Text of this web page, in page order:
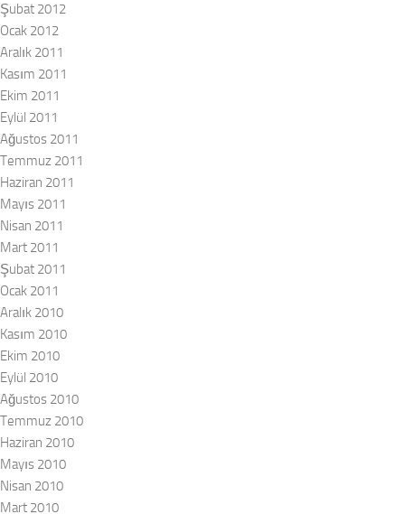
Şubat 2012
Ocak 2012
Aralık 2011
Kasım 2011
Ekim 2011
Eylül 2011
Ağustos 2011
Temmuz 2011
Haziran 2011
Mayıs 2011
Nisan 2011
Mart 2011
Şubat 2011
Ocak 2011
Aralık 2010
Kasım 2010
Ekim 2010
Eylül 2010
Ağustos 2010
Temmuz 2010
Haziran 2010
Mayıs 2010
Nisan 2010
Mart 2010